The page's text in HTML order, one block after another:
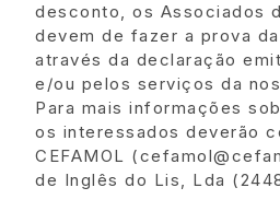
desconto, os Associados
devem de fazer a prova
através da declaração
e/ou pelos serviços da
Para mais informações
os interessados deverão
CEFAMOL
de Inglês do Lis, Lda